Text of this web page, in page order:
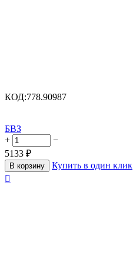
КОД:778.90987
БВЗ
+
−
5133 ₽
В корзину
Купить в один клик
